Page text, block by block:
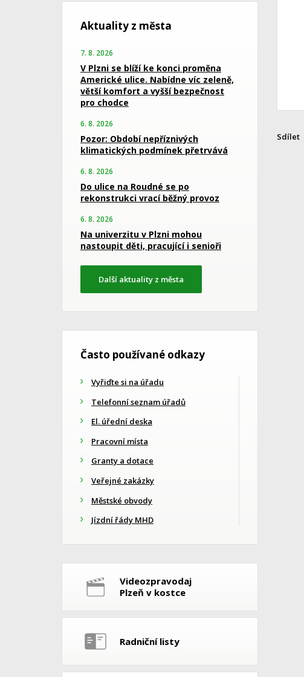
Sdílet
Aktuality z města
7. 8. 2026
V Plzni se blíží ke konci proměna
Americké ulice. Nabídne víc zeleně,
větší komfort a vyšší bezpečnost
pro chodce
6. 8. 2026
Pozor: Období nepříznivých
klimatických podmínek přetrvává
6. 8. 2026
Do ulice na Roudné se po
rekonstrukci vrací běžný provoz
6. 8. 2026
Na univerzitu v Plzni mohou
nastoupit děti, pracující i senioři
Další aktuality z města
Často používané odkazy
Vyřiďte si na úřadu
Telefonní seznam úřadů
El. úřední deska
Pracovní místa
Granty a dotace
Veřejné zakázky
Městské obvody
Jízdní řády MHD
Videozpravodaj
Plzeň v kostce
Radniční listy